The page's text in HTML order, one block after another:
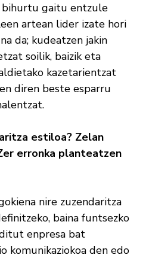
gaitu entzule
artean lider izate hori
da; kudeatzen jakin
soilik, baizik eta
kazetarientzat
diren beste esparru
estiloa? Zelan
erronka planteatzen
nire zuzendaritza
baina funtsezko
enpresa bat
komunikaziokoa den edo